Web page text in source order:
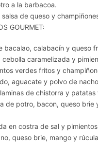
a la barbacoa.
salsa de queso y
GOURMET:
bacalao, calabacín y queso
cebolla caramelizada y
verdes fritos y
aguacate y polvo de
de chistorra y patatas
de potro, bacon, queso brie
en costra de sal y
queso brie, mango y